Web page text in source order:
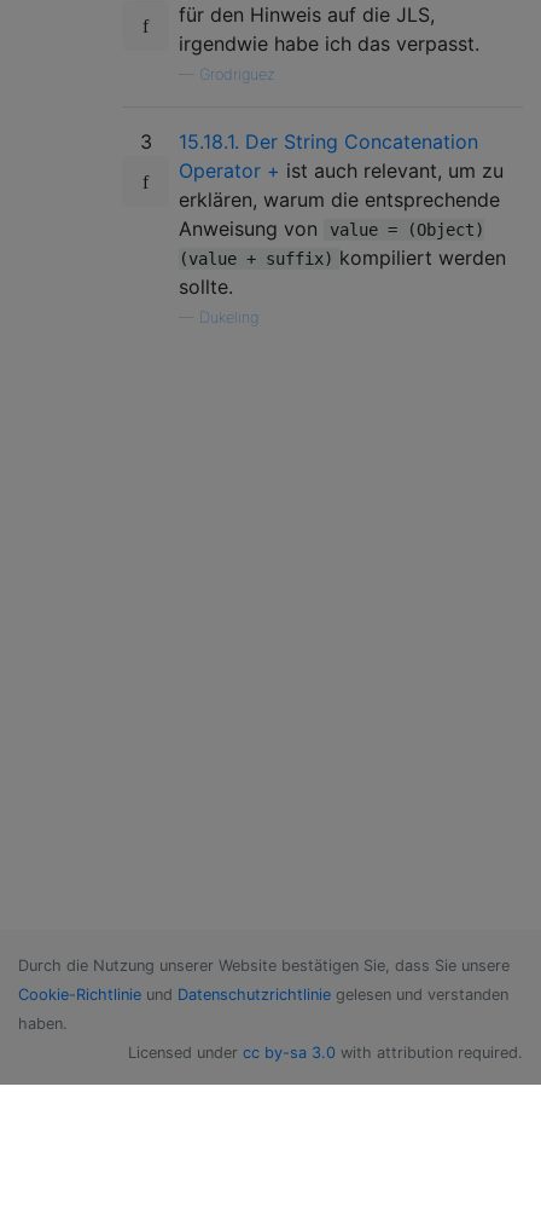
für den Hinweis auf die JLS,
irgendwie habe ich das verpasst.
Grodriguez
3
15.18.1. Der String Concatenation
Operator + ist auch relevant, um zu
erklären, warum die entsprechende
Anweisung von
value = (Object)
(value + suffix) kompiliert werden
sollte.
Dukeling
Durch die Nutzung unserer Website bestätigen Sie, dass Sie unsere
Cookie-Richtlinie und Datenschutzrichtlinie gelesen und verstanden
haben.
Licensed under cc by-sa 3.0 with attribution required.